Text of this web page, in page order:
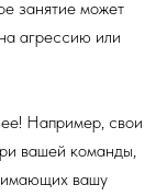
занятие может
агрессию или
Например, свои
вашей команды,
вашу